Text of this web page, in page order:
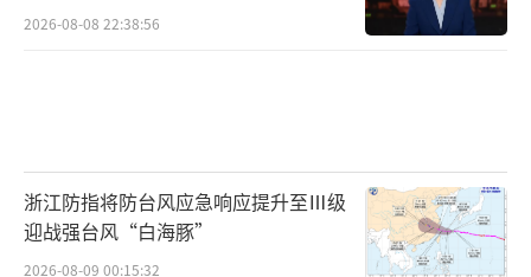
2026-08-08 22:38:56
浙江防指将防台风应急响应提升至Ⅲ级
迎战强台风“白海豚”
2026-08-09 00:15:32